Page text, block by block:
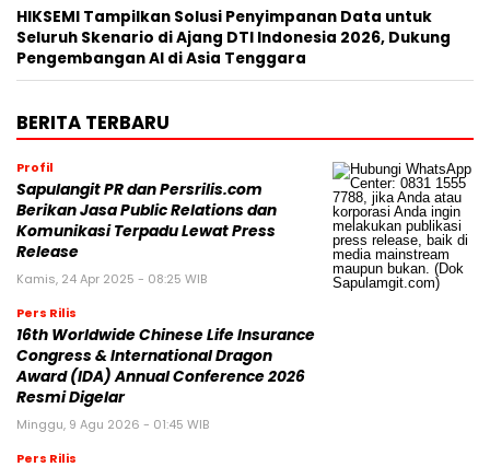
HIKSEMI Tampilkan Solusi Penyimpanan Data untuk
Seluruh Skenario di Ajang DTI Indonesia 2026, Dukung
Pengembangan AI di Asia Tenggara
BERITA TERBARU
Profil
Sapulangit PR dan Persrilis.com
Berikan Jasa Public Relations dan
Komunikasi Terpadu Lewat Press
Release
Kamis, 24 Apr 2025 - 08:25 WIB
Pers Rilis
16th Worldwide Chinese Life Insurance
Congress & International Dragon
Award (IDA) Annual Conference 2026
Resmi Digelar
Minggu, 9 Agu 2026 - 01:45 WIB
Pers Rilis